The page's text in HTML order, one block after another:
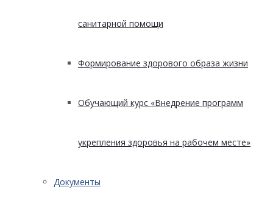
санитарной помощи
Формирование здорового образа жизни
Обучающий курс «Внедрение программ
укрепления здоровья на рабочем месте»
Документы